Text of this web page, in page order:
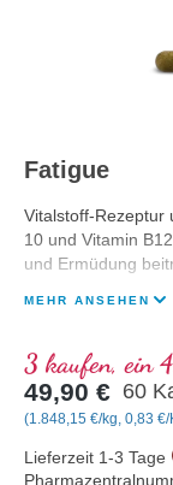
Fatigue
Vitalstoff-Rezeptur
10 und Vitamin
und Ermüdung
MEHR ANSEHEN
3 kaufen, ein
49,90 € 60
(1.848,15 €/kg, 0,83
Lieferzeit 1-3 Tage